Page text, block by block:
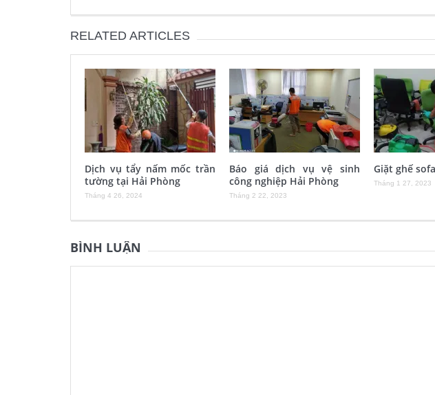
RELATED ARTICLES
Dịch vụ tẩy nấm mốc trần
tường tại Hải Phòng
Tháng 4 26, 2024
Báo giá dịch vụ vệ sinh
công nghiệp Hải Phòng
Tháng 2 22, 2023
Giặt ghế
Tháng 1 27, 2023
BÌNH LUẬN